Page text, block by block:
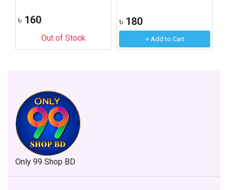
৳ 160
Out of Stock
৳ 180
+ Add to Cart
Only 99 Shop BD